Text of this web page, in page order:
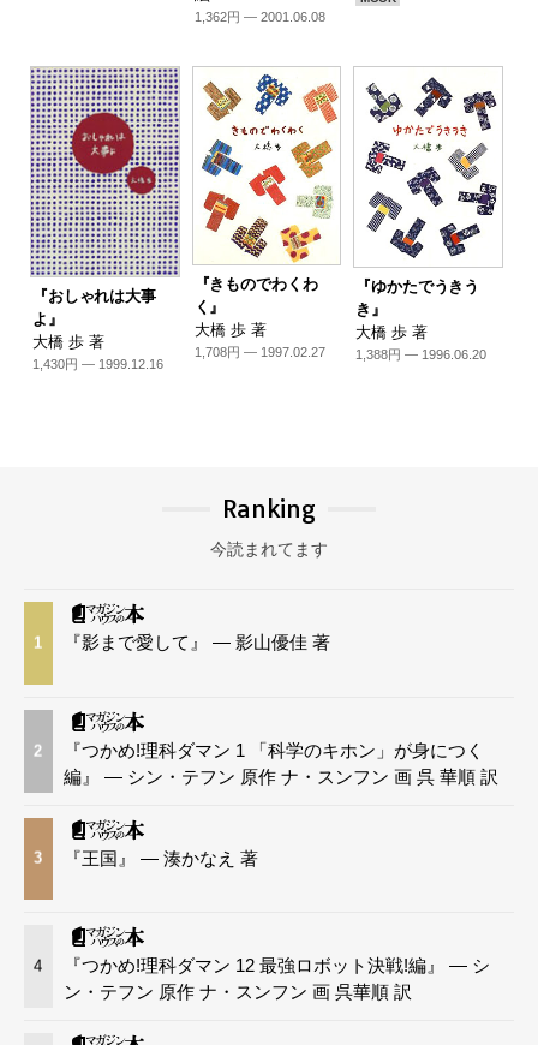
1,362円 — 2001.06.08
『おしゃれは大事
よ』
大橋 歩 著
1,430円 — 1999.12.16
『きものでわくわ
く』
大橋 歩 著
1,708円 — 1997.02.27
『ゆかたでうきう
き』
大橋 歩 著
1,388円 — 1996.06.20
Ranking
今読まれてます
1 『影まで愛して』 — 影山優佳 著
2
『つかめ!理科ダマン 1 「科学のキホン」が身につく
編』 — シン・テフン 原作 ナ・スンフン 画 呉 華順 訳
3 『王国』 — 湊かなえ 著
4
『つかめ!理科ダマン 12 最強ロボット決戦!編』 — シ
ン・テフン 原作 ナ・スンフン 画 呉華順 訳